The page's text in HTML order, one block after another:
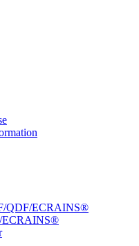
QDF/ECRAINS®
ECRAINS®